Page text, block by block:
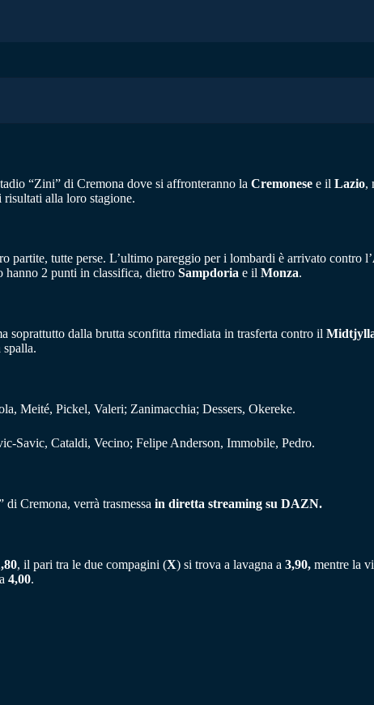
“Zini” di Cremona dove si affronteranno la Cremonese e il Lazio,
alla loro stagione.
partite, tutte perse. L’ultimo pareggio per i lombardi è arrivato contro l’
hanno 2 punti in classifica, dietro Sampdoria e il Monza.
soprattutto dalla brutta sconfitta rimediata in trasferta contro il
Meité, Pickel, Valeri; Zanimacchia; Dessers, Okereke.
Savic, Cataldi, Vecino; Felipe Anderson, Immobile, Pedro.
Cremona, verrà trasmessa in diretta streaming su DAZN.
, il pari tra le due compagini (X) si trova a lavagna a 3,90, mentre la
a 4,00.